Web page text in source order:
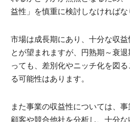
益性」を慎重に検討しなければな
市場は成長期にあり、十分な収
とが望まれますが、円熟期～衰
っても、差別化やニッチ化を図
る可能性はあります。
また事業の収益性については、
顧客や競合他社を分析し、十分